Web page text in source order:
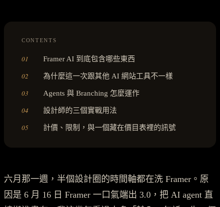
CONTENTS
01 Framer AI 到底包含哪些東西
02 為什麼這一次跟其他 AI 網站工具不一樣
03 Agents 與 Branching 怎麼運作
04 設計師的三個實戰用法
05 計價、限制，與一個藏在價目表裡的訊號
六月那一週，半個設計圈的時間軸都在洗 Framer。原
因是 6 月 16 日 Framer 一口氣端出 3.0，把 AI agent 直